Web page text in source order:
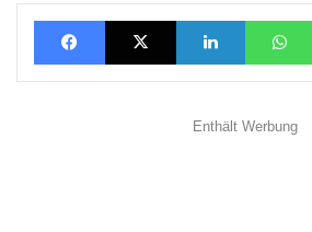
FacebookX LinkedIn
Enthält Werbung